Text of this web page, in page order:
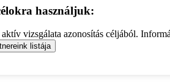
használjuk:
vizsgálata azonosítás céljából.
listája